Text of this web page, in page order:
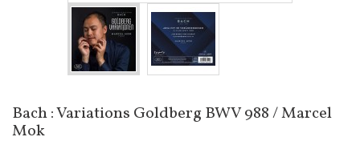
Bach : Variations Goldberg BWV 988 / Marcel
Mok